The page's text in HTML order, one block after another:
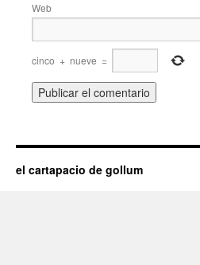
Web
cinco + nueve =
el cartapacio de gollum